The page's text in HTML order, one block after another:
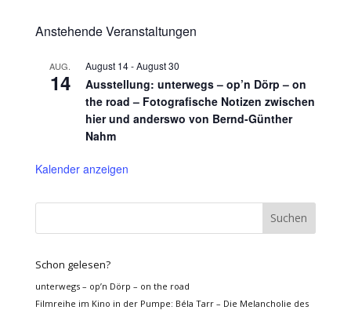
Anstehende Veranstaltungen
AUG.
14
August 14-August 30
Ausstellung: unterwegs – op’n Dörp – on
the road – Fotografische Notizen zwischen
hier und anderswo von Bernd-Günther
Nahm
Kalender anzeigen
Schon gelesen?
unterwegs – op’n Dörp – on the road
Filmreihe im Kino in der Pumpe: Béla Tarr – Die Melancholie des